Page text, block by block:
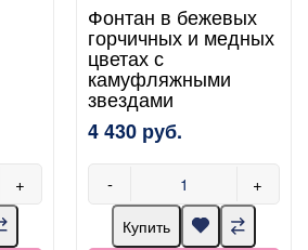
+
Фонтан в бежевых
горчичных и медных
цветах с
камуфляжными
звездами
4 430 руб.
- +
Купить